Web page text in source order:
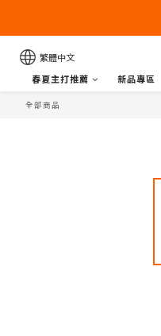
繁體中文
春夏主打推薦
新品專區
全部商品